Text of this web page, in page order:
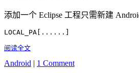
添加一个 Eclipse 工程只需新建
LOCAL_PA[......]
阅读全文
Android | 1 Comment